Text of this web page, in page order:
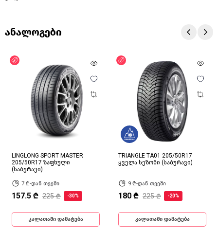
ანალოგები
LINGLONG SPORT MASTER
205/50R17 ზაფხული
(საბურავი)
7 ₾-დან თვეში
157.5 ₾ 225 ₾ -30%
კალათაში დამატება
ფასდაკლება
TRIANGLE TA01 205/50R17
ყველა სეზონი (საბურავი)
9 ₾-დან თვეში
180 ₾ 225 ₾ -20%
კალათაში დამატება